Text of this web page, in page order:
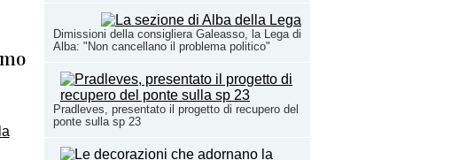
Dimissioni della consigliera Galeasso, la Lega di
Alba: "Non cancellano il problema politico"
Pradleves, presentato il progetto di recupero del
ponte sulla sp 23